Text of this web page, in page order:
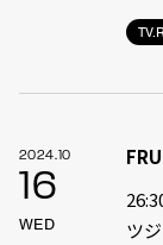
2024.10
16
WED
ツ